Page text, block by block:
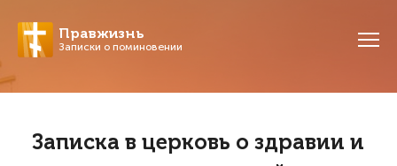
Правжизнь
Записки о поминовении
Записка в церковь о здравии и